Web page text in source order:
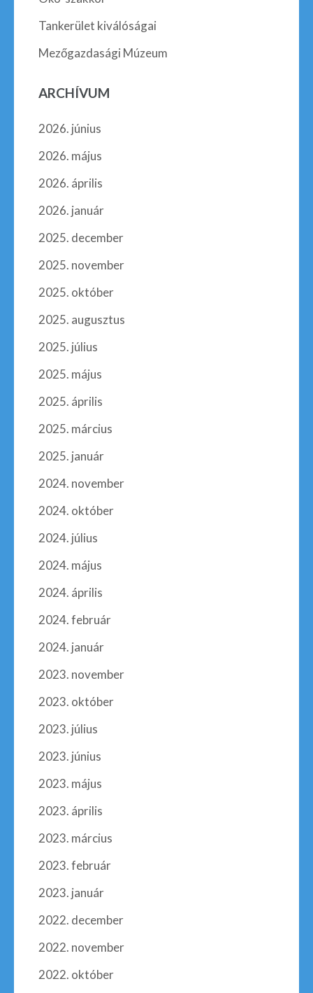
Tankerület kiválóságai
Mezőgazdasági Múzeum
ARCHÍVUM
2026. június
2026. május
2026. április
2026. január
2025. december
2025. november
2025. október
2025. augusztus
2025. július
2025. május
2025. április
2025. március
2025. január
2024. november
2024. október
2024. július
2024. május
2024. április
2024. február
2024. január
2023. november
2023. október
2023. július
2023. június
2023. május
2023. április
2023. március
2023. február
2023. január
2022. december
2022. november
2022. október